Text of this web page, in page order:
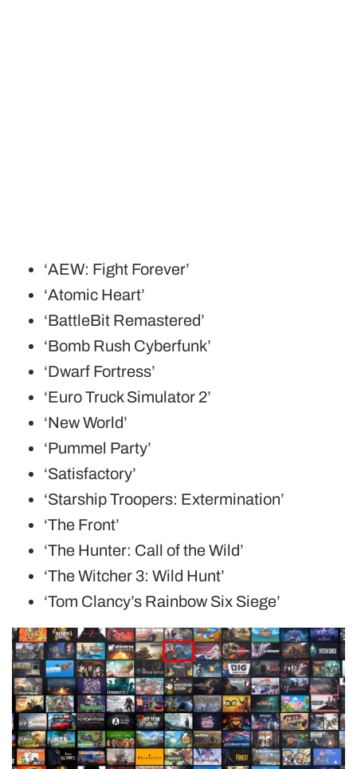
‘AEW: Fight Forever’
‘Atomic Heart’
‘BattleBit Remastered’
‘Bomb Rush Cyberfunk’
‘Dwarf Fortress’
‘Euro Truck Simulator 2’
‘New World’
‘Pummel Party’
‘Satisfactory’
‘Starship Troopers: Extermination’
‘The Front’
‘The Hunter: Call of the Wild’
‘The Witcher 3: Wild Hunt’
‘Tom Clancy’s Rainbow Six Siege’